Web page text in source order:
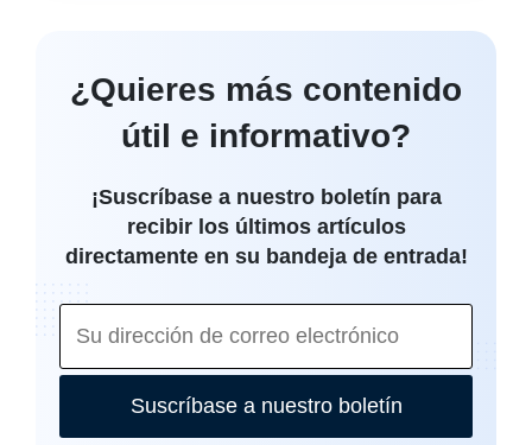
¿Quieres más contenido
útil e informativo?
¡Suscríbase a nuestro boletín para
recibir los últimos artículos
directamente en su bandeja de entrada!
Suscríbase a nuestro boletín